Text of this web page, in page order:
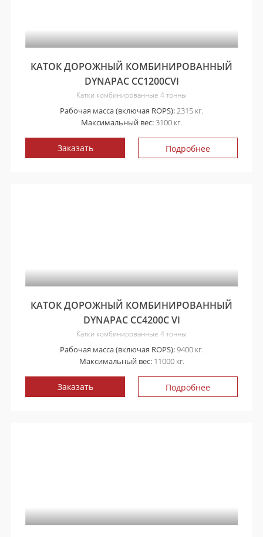
КАТОК ДОРОЖНЫЙ КОМБИНИРОВАННЫЙ
DYNAPAC CC1200CVI
Катки комбинированные 4 тонны
Рабочая масса (включая ROPS):2315 кг.
Максимальный вес:3100 кг.
Заказать Подробнее
КАТОК ДОРОЖНЫЙ КОМБИНИРОВАННЫЙ
DYNAPAC CC4200C VI
Катки комбинированные 4 тонны
Рабочая масса (включая ROPS):9400 кг.
Максимальный вес:11000 кг.
Заказать Подробнее